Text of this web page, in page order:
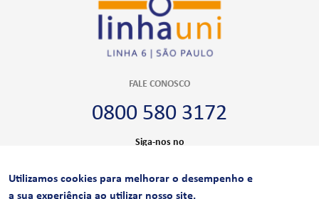
FALE CONOSCO
0800 580 3172
Siga-nos no
CERTIFICAÇÕES
Utilizamos cookies para melhorar o desempenho e
a sua experiência ao utilizar nosso site.